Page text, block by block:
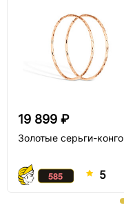
19 899 ₽
Золотые серьги-конго
5